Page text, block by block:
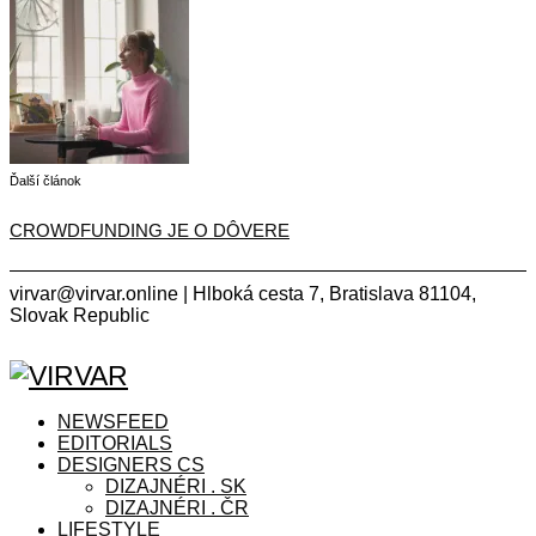
Ďalší článok
CROWDFUNDING JE O DÔVERE
virvar@virvar.online | Hlboká cesta 7, Bratislava 81104,
Slovak Republic
NEWSFEED
EDITORIALS
DESIGNERS CS
DIZAJNÉRI . SK
DIZAJNÉRI . ČR
LIFESTYLE